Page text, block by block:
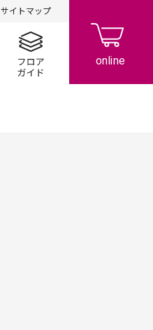
サイトマップ
サービスガイドフロアガイド